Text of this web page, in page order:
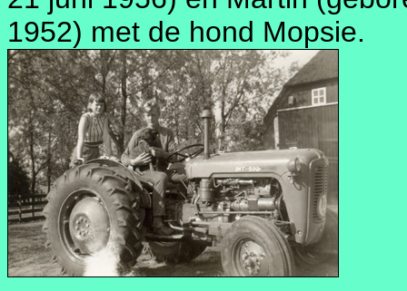
1952) met de hond Mopsie.